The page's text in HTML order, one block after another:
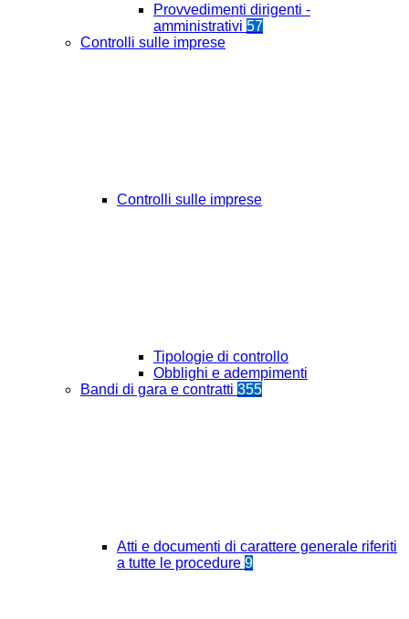
Provvedimenti dirigenti -
amministrativi 57
Controlli sulle imprese
Controlli sulle imprese
Tipologie di controllo
Obblighi e adempimenti
Bandi di gara e contratti 355
Atti e documenti di carattere generale riferiti
a tutte le procedure 9